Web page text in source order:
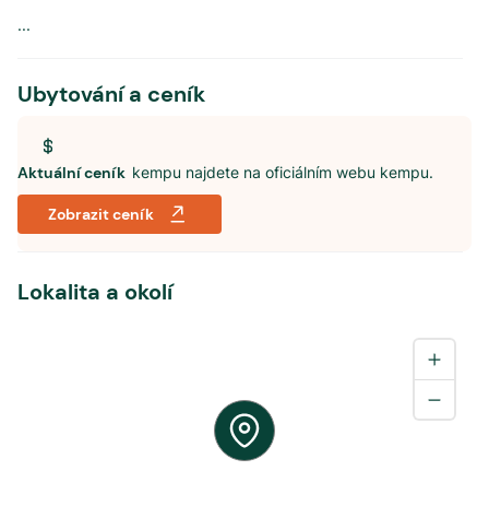
...
Ubytování a ceník
Aktuální ceník kempu najdete na oficiálním webu kempu.
Zobrazit ceník
Lokalita a okolí